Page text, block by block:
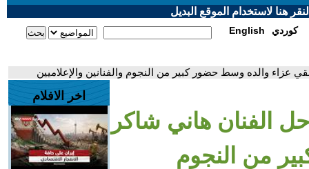
هنا لاستخدام الموقع البديل
English كوردي
عزاء والده وسط حضور كبير من النجوم والفنانين والإعلاميين
الفنان هاني شاكر
من النجوم
اخر الافلام